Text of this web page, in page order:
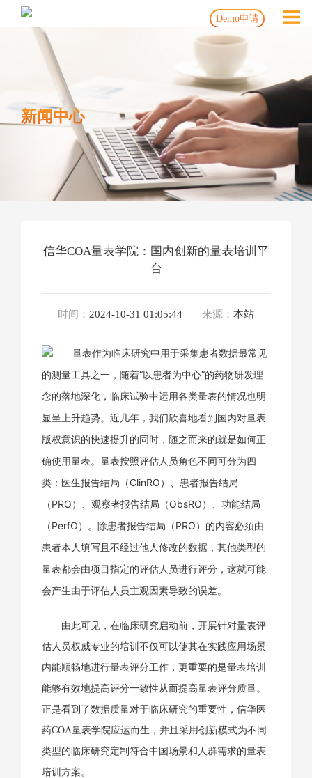
Demo申请
新闻中心
信华COA量表学院：国内创新的量表培训平
台
时间： 2024-10-31 01:05:44 来源： 本站
量表作为临床研究中用于采集患者数据最常见
的测量工具之一，随着“以患者为中心”的药物研发理
念的落地深化，临床试验中运用各类量表的情况也明
显呈上升趋势。近几年，我们欣喜地看到国内对量表
版权意识的快速提升的同时，随之而来的就是如何正
确使用量表。量表按照评估人员角色不同可分为四
类：医生报告结局（ClinRO）、患者报告结局
（PRO）、观察者报告结局（ObsRO）、功能结局
（PerfO）。除患者报告结局（PRO）的内容必须由
患者本人填写且不经过他人修改的数据，其他类型的
量表都会由项目指定的评估人员进行评分，这就可能
会产生由于评估人员主观因素导致的误差。
由此可见，在临床研究启动前，开展针对量表评
估人员权威专业的培训不仅可以使其在实践应用场景
内能顺畅地进行量表评分工作，更重要的是量表培训
能够有效地提高评分一致性从而提高量表评分质量。
正是看到了数据质量对于临床研究的重要性，信华医
药COA量表学院应运而生，并且采用创新模式为不同
类型的临床研究定制符合中国场景和人群需求的量表
培训方案。